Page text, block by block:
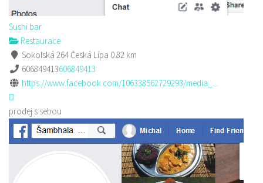
Sushi bar
Restaurace
Sokolská 264 Česká Lípa 0.82 km
606849413606849413
https://www.facebook.com/106338562729293/media_...
prodej s sebou